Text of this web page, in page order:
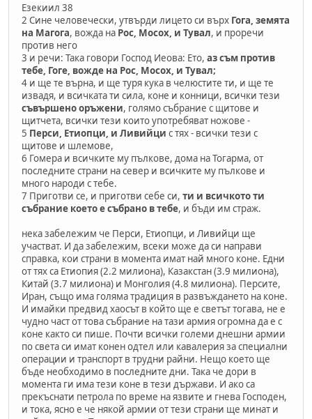
Езекиил 38
2 Сине человечески, утвърди лицето си върх Гога, земята
на Магога, вожда на Рос, Мосох, и Тувал, и проречи
против него
3 и речи: Така говори Господ Иеова: Ето, аз съм против
тебе, Гоге, вожде на Рос, Мосох, и Тувал;
4 и ще те върна, и ще туря кука в челюстите ти, и ще те
извадя, и всичката ти сила, коне и конници, всички тези
съвършено оръжени, голямо събрание с щитове и
щитчета, всички тези които употребяват ножове -
5 Перси, Етиопци, и Ливийци с тях - всички тези с
щитове и шлемове,
6 Гомера и всичките му пълкове, дома на Тогарма, от
последните страни на север и всичките му пълкове и
много народи с тебе.
7 Приготви се, и приготви себе си, ти и всичкото ти
събрание което е събрано в тебе, и бъди им страж.
нека забележим че Перси, Етиопци, и Ливийци ще
участват. И да забележим, всеки може да си направи
справка, кои страни в момента имат най много коне. Едни
от тях са Етиопия (2.2 милиона), Казакстан (3.9 милиона),
Китай (3.7 милиона) и Монголия (4.8 милиона). Персите,
Иран, също има голяма традиция в развъждането на коне.
И имайки предвид хаосът в който ще е светът тогава, не е
чудно част от това събрание на тази армия огромна да е с
коне както си пише. Почти всички големи днешни армии
по света си имат конен одтел или кавалерия за специални
операции и транспорт в трудни райни. Нещо което ще
бъде необходимо в последните дни. Така че дори в
момента ги има тези коне в тези държави. И ако са
прекъснати петрола по време на язвите и гнева Господен,
и тока, ясно е че някой армии от тези страни ще минат и